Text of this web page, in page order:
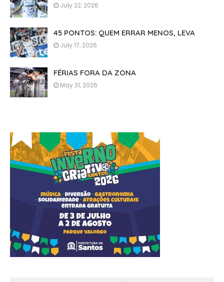
July 22, 2026
45 PONTOS: QUEM ERRAR MENOS, LEVA
July 17, 2026
FÉRIAS FORA DA ZONA
May 31, 2026